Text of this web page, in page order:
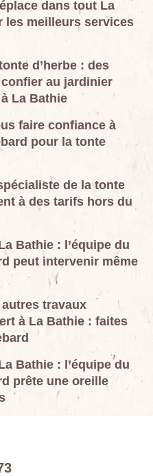
dans tout La
les meilleurs services
d’herbe : des
au jardinier
La Bathie
faire confiance à
pour la tonte
de la tonte
à des tarifs hors du
Bathie : l’équipe du
peut intervenir même
travaux
à La Bathie : faites
Bathie : l’équipe du
prête une oreille